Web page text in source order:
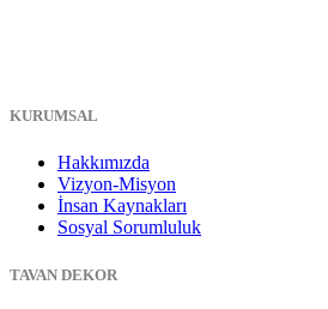
KURUMSAL
Hakkımızda
Vizyon-Misyon
İnsan Kaynakları
Sosyal Sorumluluk
TAVAN DEKOR